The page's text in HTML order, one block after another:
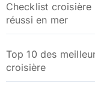
Checklist
réussi en mer
Top 10 des
croisière